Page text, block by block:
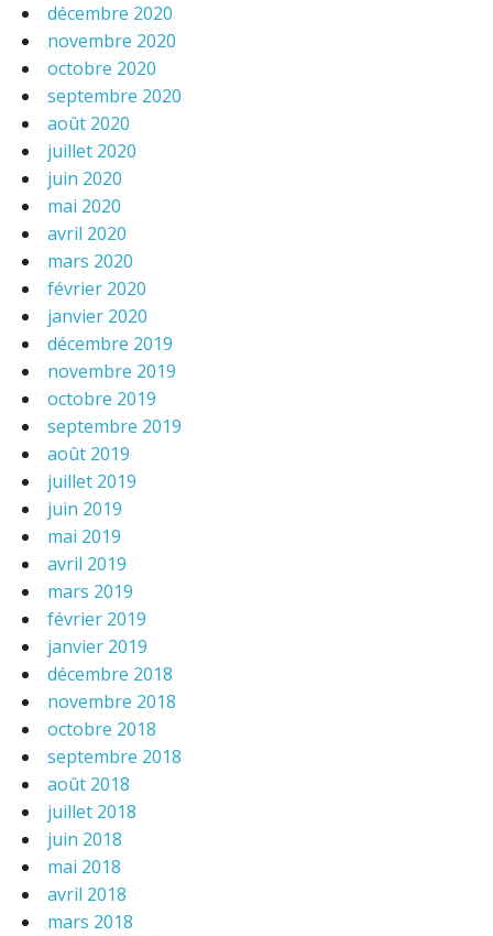
décembre 2020
novembre 2020
octobre 2020
septembre 2020
août 2020
juillet 2020
juin 2020
mai 2020
avril 2020
mars 2020
février 2020
janvier 2020
décembre 2019
novembre 2019
octobre 2019
septembre 2019
août 2019
juillet 2019
juin 2019
mai 2019
avril 2019
mars 2019
février 2019
janvier 2019
décembre 2018
novembre 2018
octobre 2018
septembre 2018
août 2018
juillet 2018
juin 2018
mai 2018
avril 2018
mars 2018